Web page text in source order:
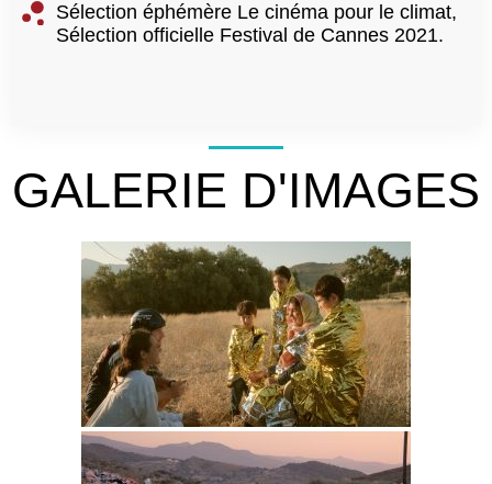
Sélection éphémère Le cinéma pour le climat,
Sélection officielle Festival de Cannes 2021.
GALERIE D'IMAGES